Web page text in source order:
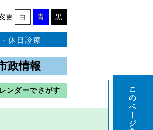
更 白 青 黒
休日診療
政情報
ンダーでさがす